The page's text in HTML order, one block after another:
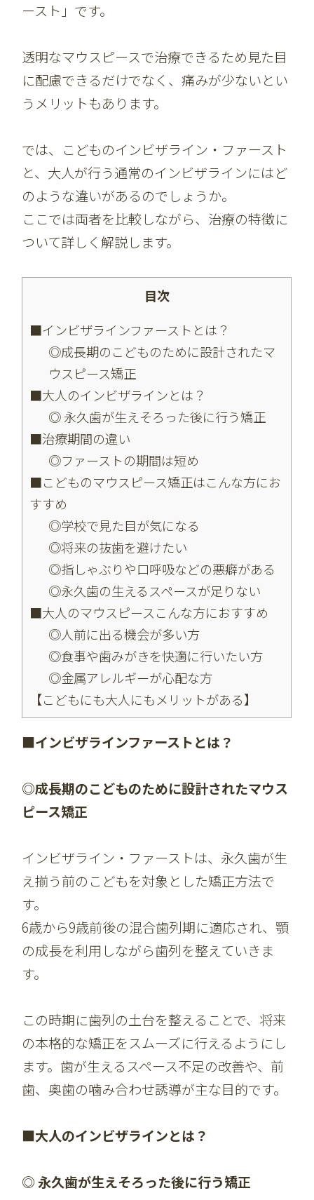
ースト」です。
透明なマウスピースで治療できるため見た目
に配慮できるだけでなく、痛みが少ないとい
うメリットもあります。
では、こどものインビザライン・ファースト
と、大人が行う通常のインビザラインにはど
のような違いがあるのでしょうか。
ここでは両者を比較しながら、治療の特徴に
ついて詳しく解説します。
目次
■インビザラインファーストとは？
◎成長期のこどものために設計されたマ
ウスピース矯正
■大人のインビザラインとは？
◎ 永久歯が生えそろった後に行う矯正
■治療期間の違い
◎ファーストの期間は短め
■こどものマウスピース矯正はこんな方にお
すすめ
◎学校で見た目が気になる
◎将来の抜歯を避けたい
◎指しゃぶりや口呼吸などの悪癖がある
◎永久歯の生えるスペースが足りない
■大人のマウスピースこんな方におすすめ
◎人前に出る機会が多い方
◎食事や歯みがきを快適に行いたい方
◎金属アレルギーが心配な方
【こどもにも大人にもメリットがある】
■インビザラインファーストとは？
◎成長期のこどものために設計されたマウス
ピース矯正
インビザライン・ファーストは、永久歯が生
え揃う前のこどもを対象とした矯正方法で
す。
6歳から9歳前後の混合歯列期に適応され、顎
の成長を利用しながら歯列を整えていきま
す。
この時期に歯列の土台を整えることで、将来
の本格的な矯正をスムーズに行えるようにし
ます。歯が生えるスペース不足の改善や、前
歯、奥歯の噛み合わせ誘導が主な目的です。
■大人のインビザラインとは？
◎ 永久歯が生えそろった後に行う矯正